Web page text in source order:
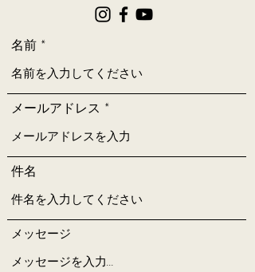
名前
メールアドレス
件名
メッセージ